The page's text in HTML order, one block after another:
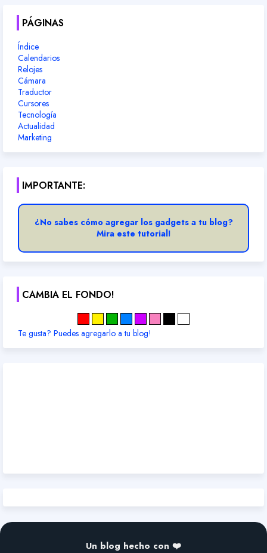
PÁGINAS
Índice
Calendarios
Relojes
Cámara
Traductor
Cursores
Tecnología
Actualidad
Marketing
IMPORTANTE:
¿No sabes cómo agregar los gadgets a tu blog?
Mira este tutorial!
CAMBIA EL FONDO!
Te gusta? Puedes agregarlo a tu blog!
Un blog hecho con ❤️